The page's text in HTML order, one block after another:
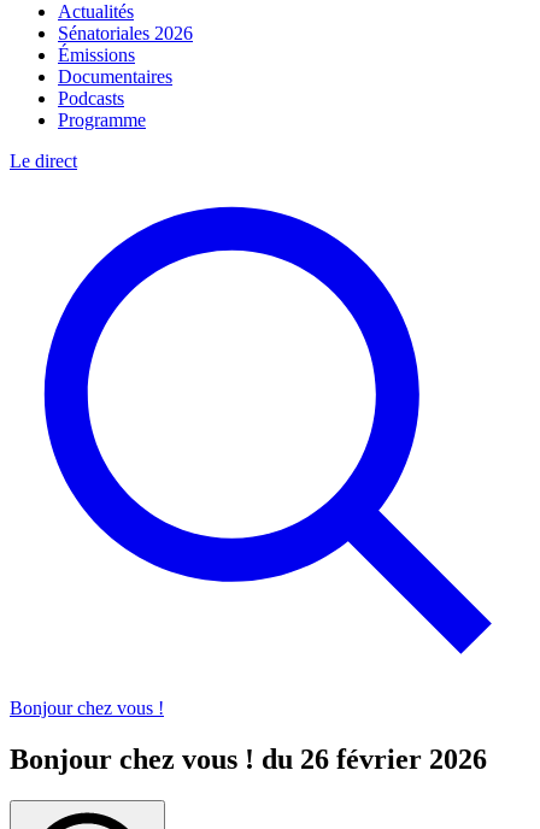
Actualités
Sénatoriales 2026
Émissions
Documentaires
Podcasts
Programme
Le direct
Bonjour chez vous !
Bonjour chez vous ! du 26 février 2026